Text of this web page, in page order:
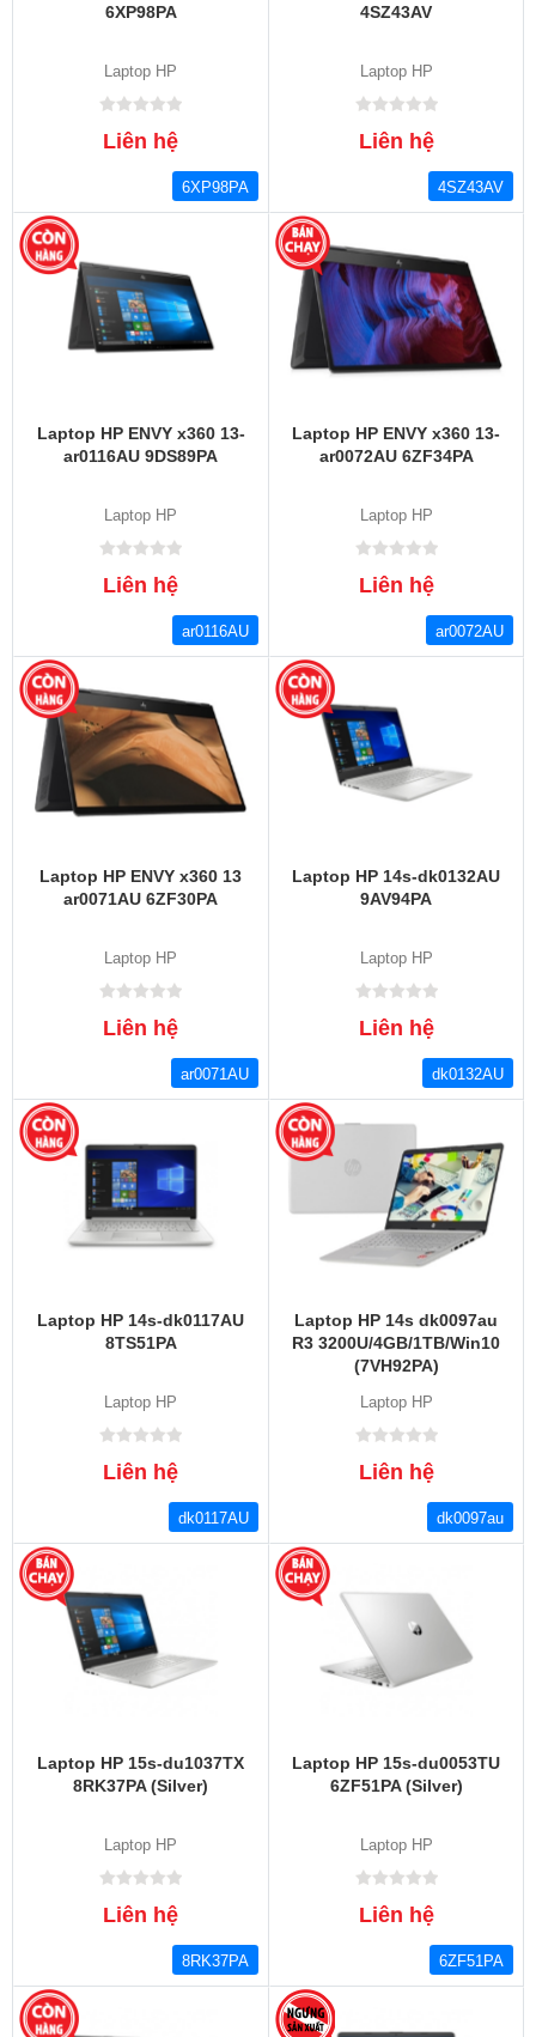
6XP98PA
Laptop HP
Liên hệ
6XP98PA
4SZ43AV
Laptop HP
Liên hệ
4SZ43AV
Laptop HP ENVY x360 13-
ar0116AU 9DS89PA
Laptop HP
Liên hệ
ar0116AU
Laptop HP ENVY x360 13-
ar0072AU 6ZF34PA
Laptop HP
Liên hệ
ar0072AU
Laptop HP ENVY x360 13
ar0071AU 6ZF30PA
Laptop HP
Liên hệ
ar0071AU
Laptop HP 14s-dk0132AU
9AV94PA
Laptop HP
Liên hệ
dk0132AU
Laptop HP 14s-dk0117AU
8TS51PA
Laptop HP
Liên hệ
dk0117AU
Laptop HP 14s dk0097au
R3 3200U/4GB/1TB/Win10
(7VH92PA)
Laptop HP
Liên hệ
dk0097au
Laptop HP 15s-du1037TX
8RK37PA (Silver)
Laptop HP
Liên hệ
8RK37PA
Laptop HP 15s-du0053TU
6ZF51PA (Silver)
Laptop HP
Liên hệ
6ZF51PA